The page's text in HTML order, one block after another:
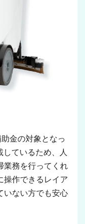
金の対象となっ
ているため、人
業務を行ってくれ
操作できるレイア
いない方でも安心